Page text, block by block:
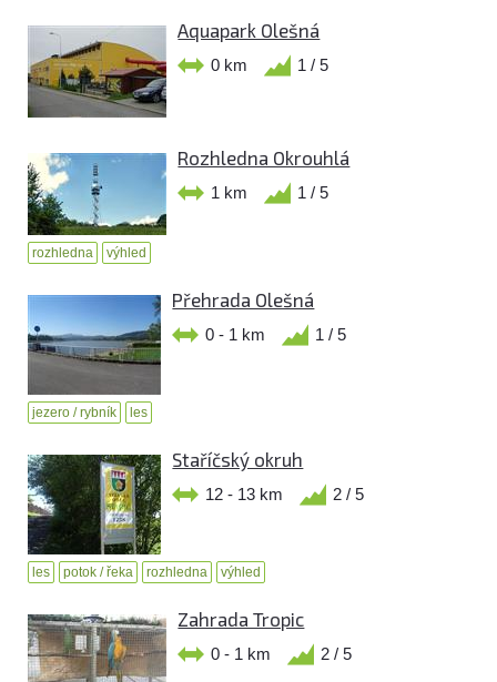
Aquapark Olešná
0 km 1 / 5
Rozhledna Okrouhlá
1 km 1 / 5
rozhledna výhled
Přehrada Olešná
0 - 1 km 1 / 5
jezero / rybník les
Staříčský okruh
12 - 13 km 2 / 5
les potok / řeka rozhledna výhled
Zahrada Tropic
0 - 1 km 2 / 5